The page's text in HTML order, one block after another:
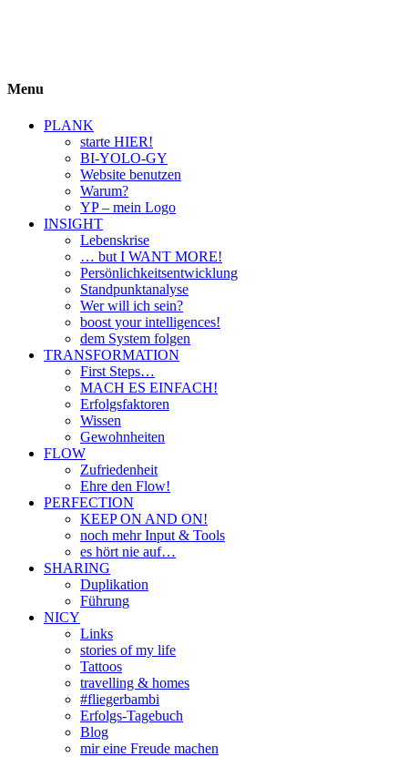
Menu
PLANK
starte HIER!
BI-YOLO-GY
Website benutzen
Warum?
YP – mein Logo
INSIGHT
Lebenskrise
… but I WANT MORE!
Persönlichkeitsentwicklung
Standpunktanalyse
Wer will ich sein?
boost your intelligences!
dem System folgen
TRANSFORMATION
First Steps…
MACH ES EINFACH!
Erfolgsfaktoren
Wissen
Gewohnheiten
FLOW
Zufriedenheit
Ehre den Flow!
PERFECTION
KEEP ON AND ON!
noch mehr Input & Tools
es hört nie auf…
SHARING
Duplikation
Führung
NICY
Links
stories of my life
Tattoos
travelling & homes
#fliegerbambi
Erfolgs-Tagebuch
Blog
mir eine Freude machen